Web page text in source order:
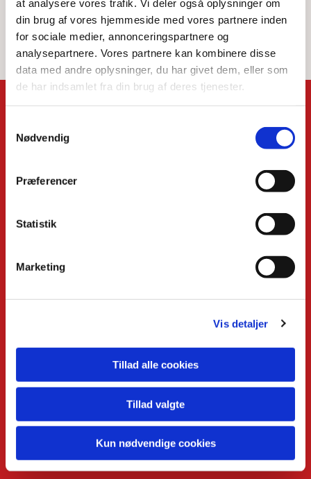
at analysere vores trafik. Vi deler også oplysninger om
din brug af vores hjemmeside med vores partnere inden
for sociale medier, annonceringspartnere og
analysepartnere. Vores partnere kan kombinere disse
data med andre oplysninger, du har givet dem, eller som
de har indsamlet fra din brug af deres tjenester.
Nødvendig
Præferencer
Statistik
Marketing
Vis detaljer
Tillad alle cookies
Tillad valgte
Kun nødvendige cookies
DK-2000 Frederiksberg
Man.-fre.: 10.00-14.00
kontor@dendanskekirke.dk
Flere kontaktoplysninger
4400 4525 2100 49
CVR:2753 4570
579 000 259 4212
DABADKKK